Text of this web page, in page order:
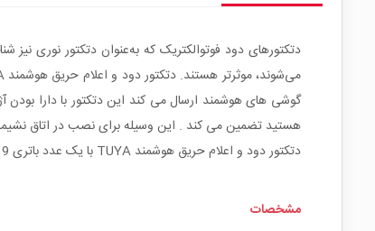
دتکتورهای دود فوتوالکتریک که به‌عنوان دتکتور نوری
هستید تضمین می کند . این وسیله برای نصب در اتاق
دتکتور دود و اعلام حریق هوشمند TUYA با یک عدد باتری 9 ولت کتابی کار می کند و برای نصب کافی است که محفظه پشت دتکتور باز کرده و باتری را داخل دستگاه قرار دهید.
مشخصات